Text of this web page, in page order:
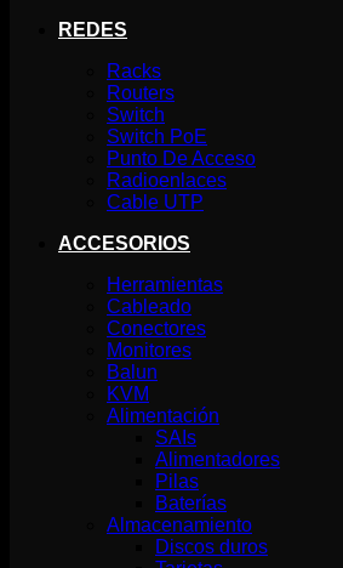
REDES
Racks
Routers
Switch
Switch PoE
Punto De Acceso
Radioenlaces
Cable UTP
ACCESORIOS
Herramientas
Cableado
Conectores
Monitores
Balun
KVM
Alimentación
SAIs
Alimentadores
Pilas
Baterías
Almacenamiento
Discos duros